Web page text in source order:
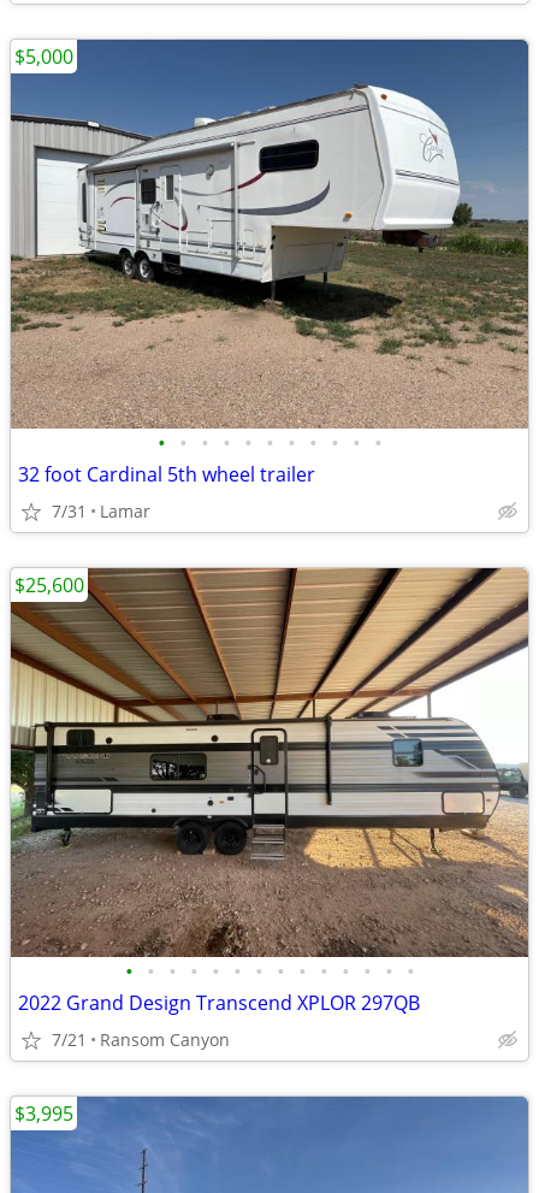
• • • • • • • • • • •
32 foot Cardinal 5th wheel trailer
7/31 Lamar
$5,000
• • • • • • • • • • • • • •
2022 Grand Design Transcend XPLOR 297QB
7/21 Ransom Canyon
$25,600
$3,995